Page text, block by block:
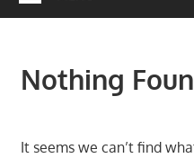
Nothing
It seems we can’t find